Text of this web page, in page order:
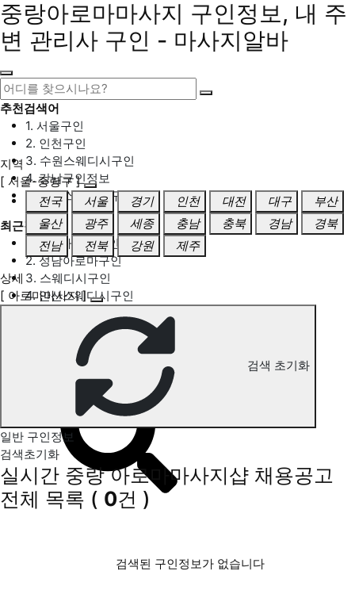
중랑아로마마사지 구인정보, 내 주
변 관리사 구인 - 마사지알바
추천검색어
1. 서울구인
2. 인천구인
3. 수원스웨디시구인
4. 강남구인정보
5. 동탄스웨디시구인
최근검색어
1. 일산마사지구인
2. 성남아로마구인
3. 스웨디시구인
4. 안산스웨디시구인
중랑 아로마마사지 구인정보
지역
[ 서울-중랑구 ]
전국
서울 경기 인천 대전 대구
부산
울산
광주 세종 충남 충북 경남
경북
전남
전북 강원 제주
상세
[ 아로마마사지 ]
검색 초기화
일반 구인정보
검색초기화
실시간 중랑 아로마마사지샵 채용공고
전체 목록 ( 0건 )
검색된 구인정보가 없습니다